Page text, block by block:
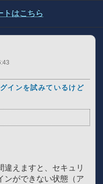
インを試みているけど
違えますと、セキュリ
ンができない状態（ア